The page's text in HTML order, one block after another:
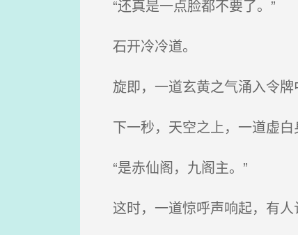
“还真是一点脸都不要了。”
石开冷冷道。
旋即，一道玄黄之气涌入令牌
下一秒，天空之上，一道虚白
“是赤仙阁，九阁主。”
这时，一道惊呼声响起，有人